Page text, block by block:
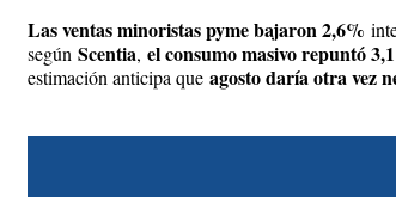
Las ventas minoristas pyme bajaron 2,6%
según Scentia, el consumo masivo repuntó
estimación anticipa que agosto daría otra vez